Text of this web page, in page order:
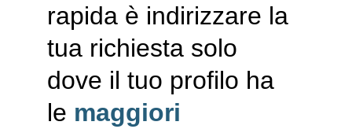
rapida è indirizzare la
tua richiesta solo
dove il tuo profilo ha
le maggiori